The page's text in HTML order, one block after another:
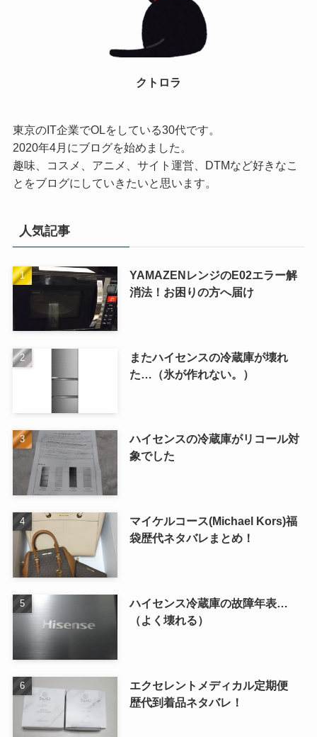
クトロラ
東京のIT企業でOLをしている30代です。
2020年4月にブログを始めました。
趣味、コスメ、アニメ、サイト運営、DTMなど好きなこ
とをブログにしていきたいと思います。
人気記事
YAMAZENレンジのE02エラー解
消法！お困りの方へ届け
またハイセンスの冷蔵庫が壊れ
た…（氷が作れない。）
ハイセンスの冷蔵庫がリコール対
象でした
マイケルコース(Michael Kors)福
袋歴代ネタバレまとめ！
ハイセンス冷蔵庫の故障年表…
（よく壊れる）
エクセレントメディカル定期便
歴代到着品ネタバレ！